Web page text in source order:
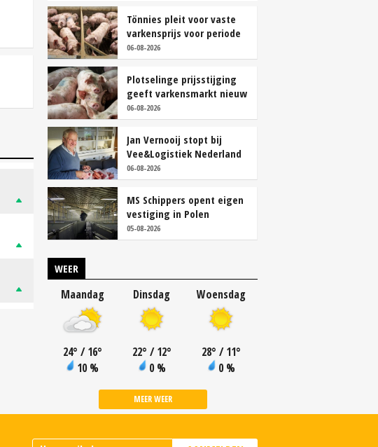
Tönnies pleit voor vaste
varkensprijs voor periode
van zes maanden
06-08-2026
Plotselinge prijsstijging
geeft varkensmarkt nieuw
perspectief
06-08-2026
Jan Vernooij stopt bij
Vee&Logistiek Nederland
06-08-2026
MS Schippers opent eigen
vestiging in Polen
05-08-2026
WEER
Maandag
24° / 16°
10 %
Dinsdag
22° / 12°
0 %
Woensdag
28° / 11°
0 %
MEER WEER